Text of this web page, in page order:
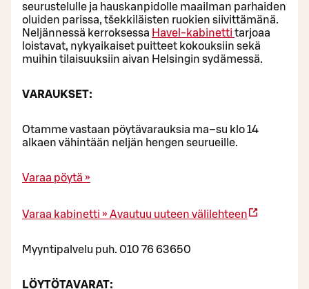
seurustelulle ja hauskanpidolle maailman parhaiden
oluiden parissa, tšekkiläisten ruokien siivittämänä.
Neljännessä kerroksessa Havel-kabinetti tarjoaa
loistavat, nykyaikaiset puitteet kokouksiin sekä
muihin tilaisuuksiin aivan Helsingin sydämessä.
VARAUKSET:
Otamme vastaan pöytävarauksia ma–su klo 14
alkaen vähintään neljän hengen seurueille.
Varaa pöytä »
Varaa kabinetti » Avautuu uuteen välilehteen
Myyntipalvelu puh. 010 76 63650
LÖYTÖTAVARAT: